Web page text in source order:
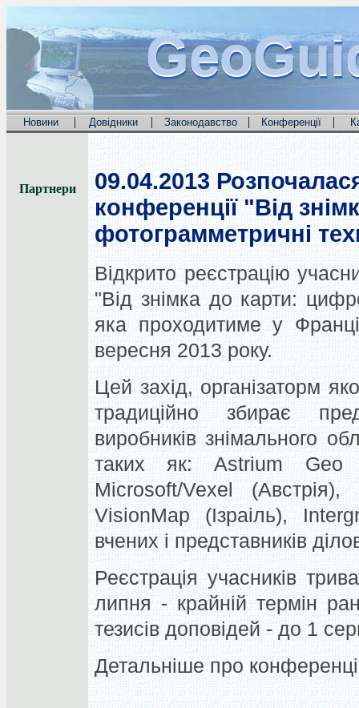
Новини | Довідники | Законодавство | Конференції |
Партнери 09.04.2013
конференції "Від
фотограмметричні
Відкрито реєстрацію
"Від знімка до карти:
яка проходитиме у
вересня 2013 року.
Цей захід, організаторм
традиційно збирає
виробників знімального
таких як: Astrium Geo
Microsoft/Vexel
VisionMap (Ізраіль),
вчених і представників
Реєстрація учасників
липня - крайній термін
тезисів доповідей - до 1
Детальніше про